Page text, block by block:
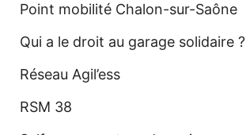
Point mobilité Chalon-sur-Saône
Qui a le droit au garage solidaire ?
Réseau Agil’ess
RSM 38